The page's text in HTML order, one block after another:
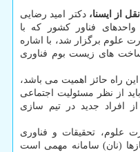
از ایسنا،دکتر امید رضایی
فناور کشور که با
علوم برگزار شد، با اشاره
های زیست بوم فناوری
راه حائز اهمیت می باشد،
از نظر مسئولیت اجتماعی
افراد جدید در تیم سازی
علوم، تحقیقات و فناوری
(نان) سامانه مهمی است